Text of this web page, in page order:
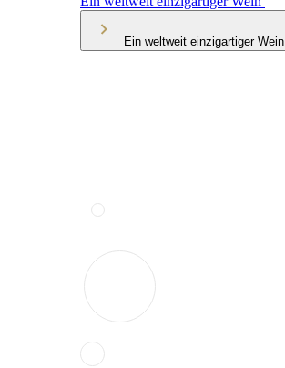
Ein weltweit einzigartiger Wein